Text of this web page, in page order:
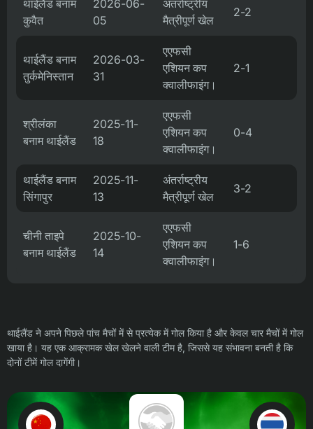
थाईलैंड बनाम
कुवैत
2026-06-
05
अंतर्राष्ट्रीय
मैत्रीपूर्ण खेल
2-2
थाईलैंड बनाम
तुर्कमेनिस्तान
2026-03-
31
एएफसी
एशियन कप
क्वालीफाइंग।
2-1
श्रीलंका
बनाम थाईलैंड
2025-11-
18
एएफसी
एशियन कप
क्वालीफाइंग।
0-4
थाईलैंड बनाम
सिंगापुर
2025-11-
13
अंतर्राष्ट्रीय
मैत्रीपूर्ण खेल
3-2
चीनी ताइपे
बनाम थाईलैंड
2025-10-
14
एएफसी
एशियन कप
क्वालीफाइंग।
1-6
थाईलैंड ने अपने पिछले पांच मैचों में से प्रत्येक में गोल किया है और केवल चार मैचों में गोल
खाया है। यह एक आक्रामक खेल खेलने वाली टीम है, जिससे यह संभावना बनती है कि
दोनों टीमें गोल दागेंगी।